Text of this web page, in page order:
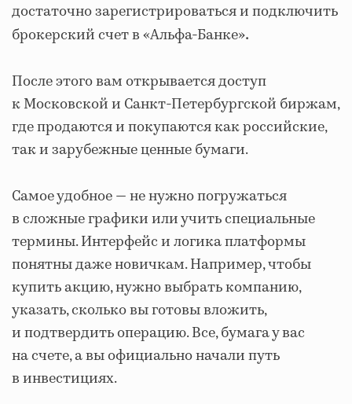
достаточно зарегистрироваться и подключить
брокерский счет в «Альфа-Банке».
После этого вам открывается доступ
к Московской и Санкт-Петербургской биржам,
где продаются и покупаются как российские,
так и зарубежные ценные бумаги.
Самое удобное — не нужно погружаться
в сложные графики или учить специальные
термины. Интерфейс и логика платформы
понятны даже новичкам. Например, чтобы
купить акцию, нужно выбрать компанию,
указать, сколько вы готовы вложить,
и подтвердить операцию. Все, бумага у вас
на счете, а вы официально начали путь
в инвестициях.